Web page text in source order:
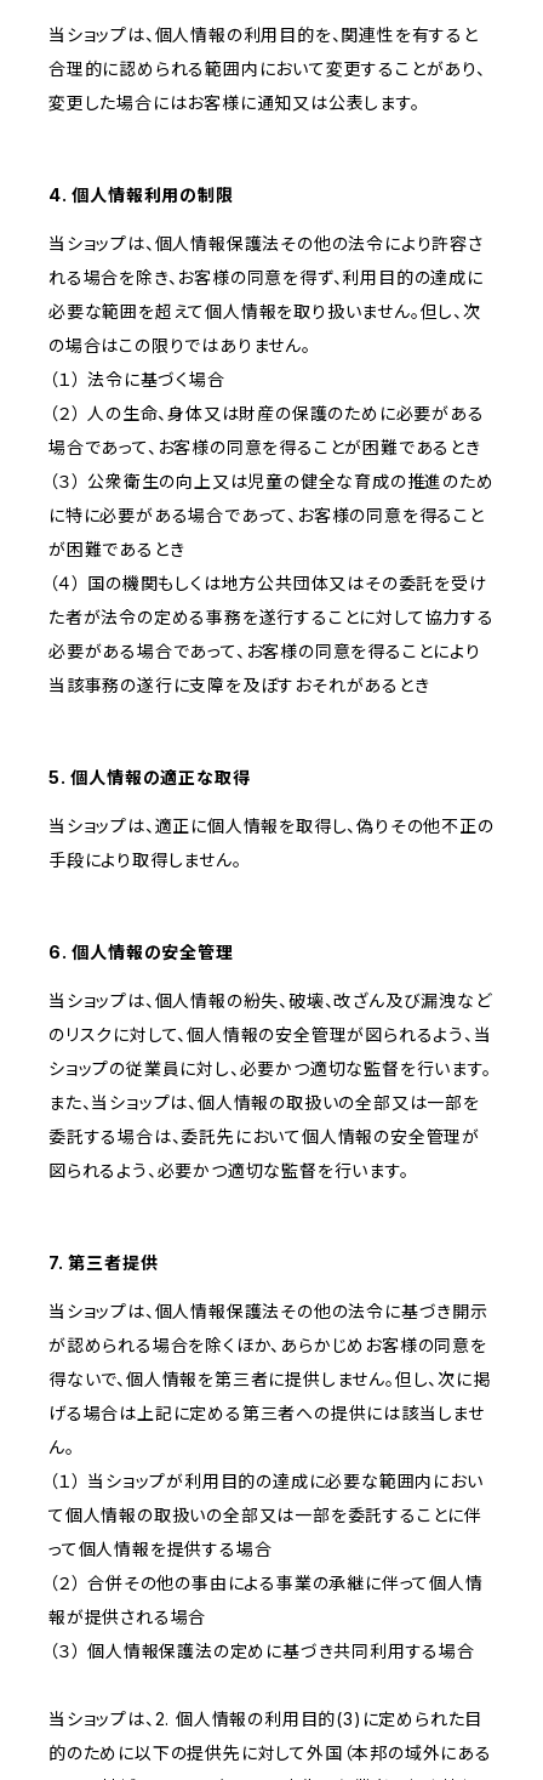
当ショップは、個人情報の利用目的を、関連性を有すると
合理的に認められる範囲内において変更することがあり、
変更した場合にはお客様に通知又は公表します。
4. 個人情報利用の制限
当ショップは、個人情報保護法その他の法令により許容さ
れる場合を除き、お客様の同意を得ず、利用目的の達成に
必要な範囲を超えて個人情報を取り扱いません。但し、次
の場合はこの限りではありません。
（１） 法令に基づく場合
（２） 人の生命、身体又は財産の保護のために必要がある
場合であって、お客様の同意を得ることが困難であるとき
（３） 公衆衛生の向上又は児童の健全な育成の推進のため
に特に必要がある場合であって、お客様の同意を得ること
が困難であるとき
（４） 国の機関もしくは地方公共団体又はその委託を受け
た者が法令の定める事務を遂行することに対して協力する
必要がある場合であって、お客様の同意を得ることにより
当該事務の遂行に支障を及ぼすおそれがあるとき
5. 個人情報の適正な取得
当ショップは、適正に個人情報を取得し、偽りその他不正の
手段により取得しません。
6. 個人情報の安全管理
当ショップは、個人情報の紛失、破壊、改ざん及び漏洩など
のリスクに対して、個人情報の安全管理が図られるよう、当
ショップの従業員に対し、必要かつ適切な監督を行います。
また、当ショップは、個人情報の取扱いの全部又は一部を
委託する場合は、委託先において個人情報の安全管理が
図られるよう、必要かつ適切な監督を行います。
7. 第三者提供
当ショップは、個人情報保護法その他の法令に基づき開示
が認められる場合を除くほか、あらかじめお客様の同意を
得ないで、個人情報を第三者に提供しません。但し、次に掲
げる場合は上記に定める第三者への提供には該当しませ
ん。
（１） 当ショップが利用目的の達成に必要な範囲内におい
て個人情報の取扱いの全部又は一部を委託することに伴
って個人情報を提供する場合
（２） 合併その他の事由による事業の承継に伴って個人情
報が提供される場合
（３） 個人情報保護法の定めに基づき共同利用する場合
当ショップは、2. 個人情報の利用目的(3)に定められた目
的のために以下の提供先に対して外国（本邦の域外にある